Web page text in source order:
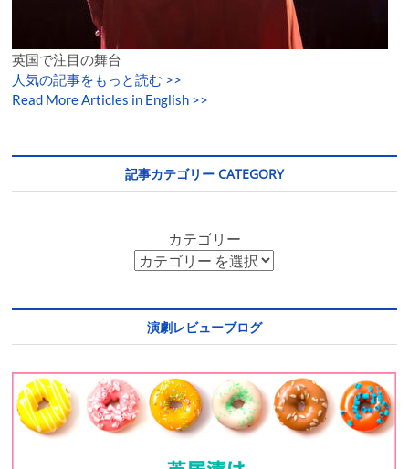
英国で注目の舞台
人気の記事をもっと読む >>
Read More Articles in English >>
記事カテゴリー CATEGORY
カテゴリー
演劇レビューブログ